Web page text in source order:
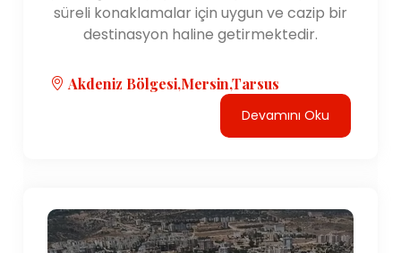
süreli konaklamalar için uygun ve cazip bir
destinasyon haline getirmektedir.
Akdeniz Bölgesi,Mersin,Tarsus
Devamını Oku